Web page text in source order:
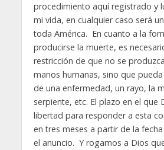
procedimiento aquí registrado y
mi vida, en cualquier caso será
toda América. En cuanto a la
producirse la muerte, es
restricción de que no se
manos humanas, sino que
de una enfermedad, un rayo, la
serpiente, etc. El plazo en el que
libertad para responder a esta
en tres meses a partir de la
el anuncio. Y rogamos a Dios